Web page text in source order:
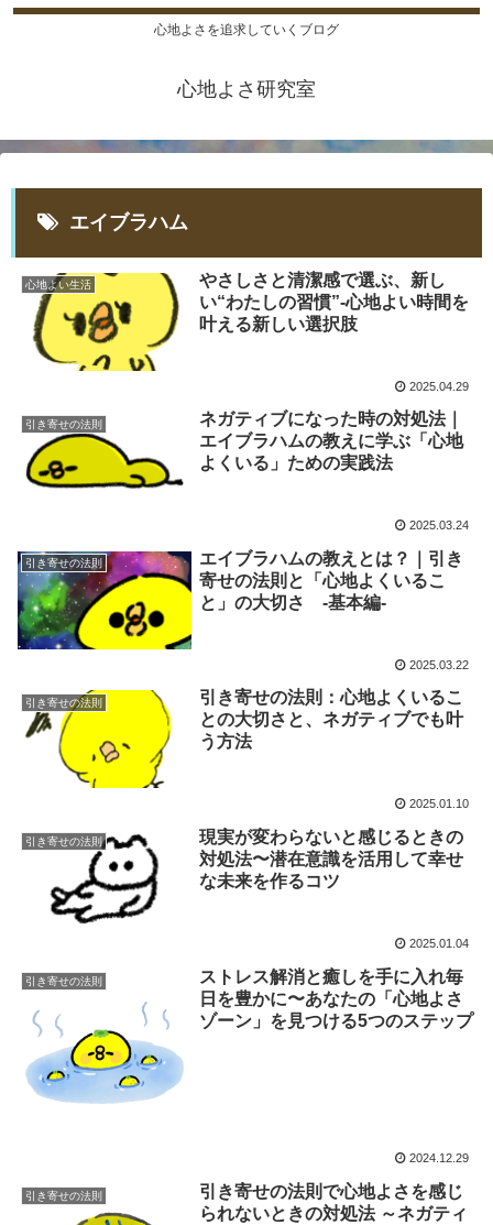
心地よさを追求していくブログ
心地よさ研究室
エイブラハム
心地よい生活
やさしさと清潔感で選ぶ、新し
い“わたしの習慣”-心地よい時間を
叶える新しい選択肢
2025.04.29
引き寄せの法則
ネガティブになった時の対処法｜
エイブラハムの教えに学ぶ「心地
よくいる」ための実践法
2025.03.24
引き寄せの法則
エイブラハムの教えとは？｜引き
寄せの法則と「心地よくいるこ
と」の大切さ -基本編-
2025.03.22
引き寄せの法則
引き寄せの法則：心地よくいるこ
との大切さと、ネガティブでも叶
う方法
2025.01.10
引き寄せの法則
現実が変わらないと感じるときの
対処法〜潜在意識を活用して幸せ
な未来を作るコツ
2025.01.04
引き寄せの法則
ストレス解消と癒しを手に入れ毎
日を豊かに〜あなたの「心地よさ
ゾーン」を見つける5つのステップ
2024.12.29
引き寄せの法則
引き寄せの法則で心地よさを感じ
られないときの対処法 ～ネガティ